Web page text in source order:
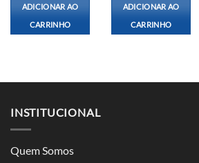
ADICIONAR AO
CARRINHO
ADICIONAR AO
CARRINHO
INSTITUCIONAL
Quem Somos